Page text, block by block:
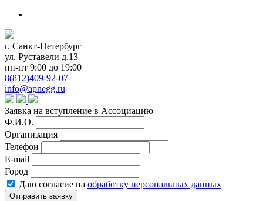
г. Санкт-Петербург
ул. Руставели д.13
пн-пт 9:00 до 19:00
8(812)409-92-07
info@apnegg.ru
Заявка на вступление в Ассоциацию
Ф.И.О.
Организация
Телефон
E-mail
Город
Даю согласие на обработку персональных данных
Отправить заявку